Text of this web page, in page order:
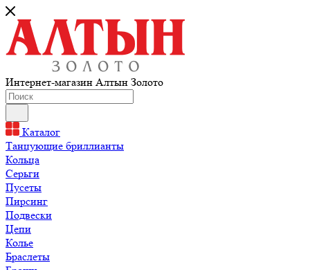
Интернет-магазин Алтын Золото
Каталог
Танцующие бриллианты
Кольца
Серьги
Пусеты
Пирсинг
Подвески
Цепи
Колье
Браслеты